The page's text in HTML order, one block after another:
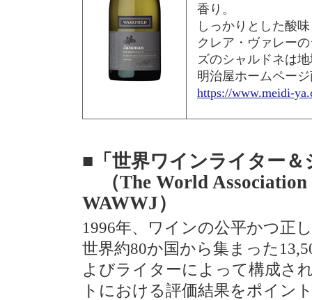
香り。
しっかりとした酸
クレア・ヴァレー
ズのシャルドネは
明治屋ホームペー
https://www.meidi-
■「世界ワインライター
（The World
WAWWJ）
1996年、ワインの公平かつ正
世界約80か国から集まった
よびライターによって構成さ
トにおける評価結果をポイン